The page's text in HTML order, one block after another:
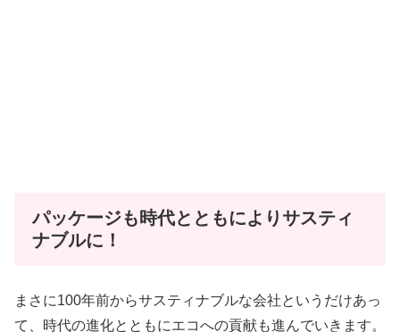
パッケージも時代とともによりサスティ
ナブルに！
まさに100年前からサスティナブルな会社というだけあっ
て、時代の進化とともにエコへの貢献も進んでいきます。